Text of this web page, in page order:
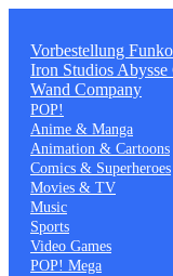
Vorbestellung Funko
Iron Studios Abysse
Wand Company
POP!
Anime & Manga
Animation & Cartoons
Comics & Superheroes
Movies & TV
Music
Sports
Video Games
POP! Mega